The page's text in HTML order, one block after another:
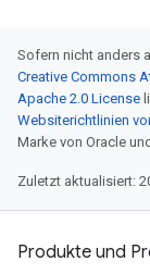
Sofern nicht anders
Creative Commons
Apache 2.0 License
Websiterichtlinien
Marke von Oracle
Zuletzt aktualisiert:
Produkte und